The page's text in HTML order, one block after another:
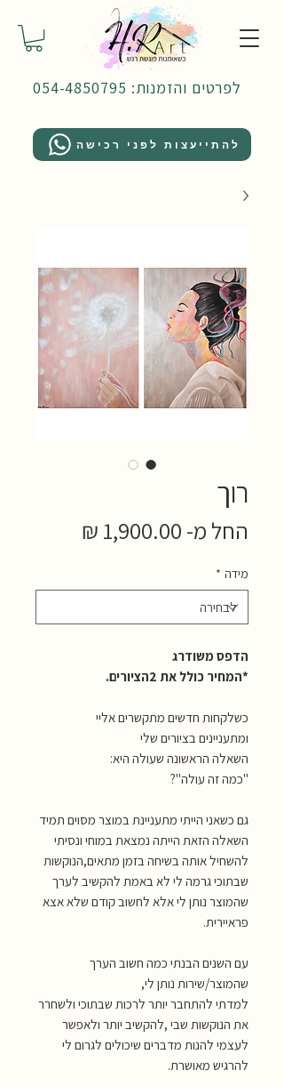
לפרטים והזמנות: 054-4850795
להתייעצות לפני רכישה
רוך
החל מ- 1,900.00 ₪
מידה *
הדפס משודרג
*המחיר כולל את 2הציורים.
כשלקחות חדשים מתקשרים אליי
ומתעניינים בציורים שלי
השאלה הראשונה שעולה היא:
"כמה זה עולה"?
גם כשאני הייתי מתעניינת במוצר מסוים תמיד
השאלה הזאת הייתה נמצאת במוחי ונסיתי
להשחיל אותה בשיחה בזמן מתאים,הנוקשות
שבתוכי גרמה לי לא באמת להקשיב לערך
שהמוצר נותן לי אלא לחשוב קודם שלא אצא
פראיירית.
עם השנים הבנתי כמה חשוב הערך
שהמוצר/שירות נותן לי,
למדתי להתחבר יותר לרכות שבתוכי ולשחרר
את הנוקשות שבי ,להקשיב יותר ולאפשר
לעצמי להנות מדברים שיכולים לגרום לי
להרגיש מאושרת.